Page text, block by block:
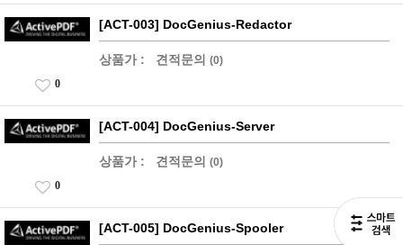
[ACT-003] DocGenius-Redactor
상품가 : 견적문의 (0)
0
[ACT-004] DocGenius-Server
상품가 : 견적문의 (0)
0
[ACT-005] DocGenius-Spooler